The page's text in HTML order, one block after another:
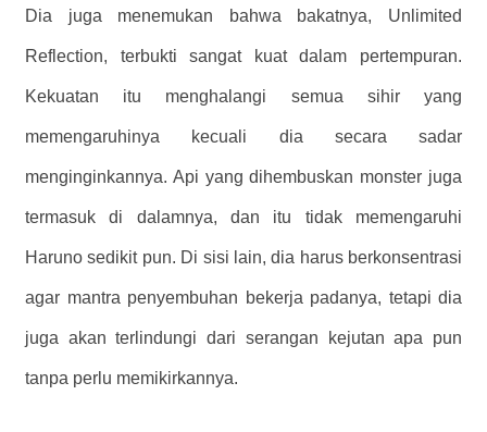
Dia juga menemukan bahwa bakatnya, Unlimited
Reflection, terbukti sangat kuat dalam pertempuran.
Kekuatan itu menghalangi semua sihir yang
memengaruhinya kecuali dia secara sadar
menginginkannya. Api yang dihembuskan monster juga
termasuk di dalamnya, dan itu tidak memengaruhi
Haruno sedikit pun. Di sisi lain, dia harus berkonsentrasi
agar mantra penyembuhan bekerja padanya, tetapi dia
juga akan terlindungi dari serangan kejutan apa pun
tanpa perlu memikirkannya.